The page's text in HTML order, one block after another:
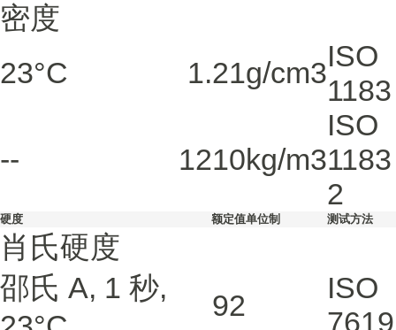
密度
23°C
1.21g/cm3ISO
1183
-- 1210kg/m3
ISO
1183
2
硬度 额定值单位制 测试方法
肖氏硬度
邵氏 A, 1 秒,
92
ISO
7619